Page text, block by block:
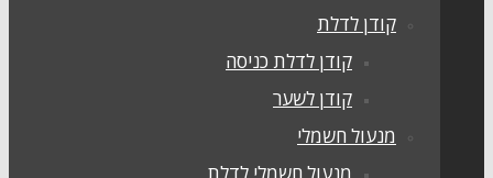
קודן לדלת
קודן לדלת כניסה
קודן לשער
מנעול חשמלי